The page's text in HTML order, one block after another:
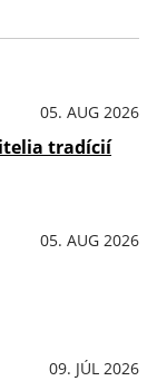
05. AUG 2026
tradícií
05. AUG 2026
09. JÚL 2026